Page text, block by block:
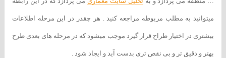
میتوانید به مطلب مربوطه مراجعه کنید . هر چقدر در این مرحله اطلاعات
بیشتری در اختیار طراح قرار گیرد موجب میشود که در مرحله های بعدی طرح
بهتر و دقیق تر و بی نقص تری بدست آید و ایجاد شود .